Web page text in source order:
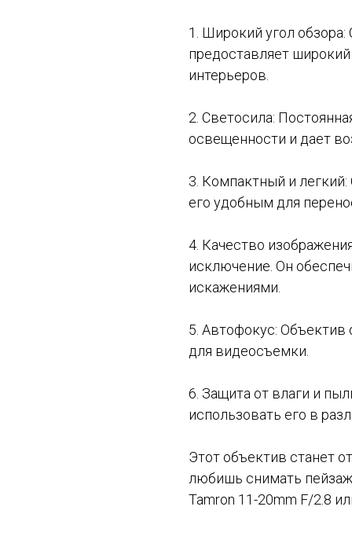
1. Широкий угол
предоставляет
интерьеров.
2. Светосила:
освещенности и дает
3. Компактный и
его удобным для
4. Качество
исключение. Он
искажениями.
5. Автофокус: Объектив
для видеосъемки.
6. Защита от влаги и
использовать его в
Этот объектив станет
любишь снимать
Tamron 11-20mm F/2.8